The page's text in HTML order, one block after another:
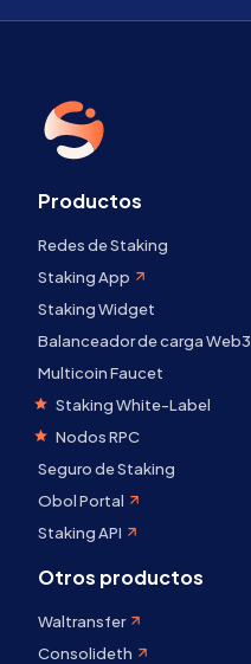
Productos
Redes de Staking
Staking App
Staking Widget
Balanceador de carga Web3
Multicoin Faucet
Staking White-Label
Nodos RPC
Seguro de Staking
Obol Portal
Staking API
Otros productos
Waltransfer
Consolideth